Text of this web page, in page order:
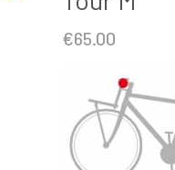
€65.00